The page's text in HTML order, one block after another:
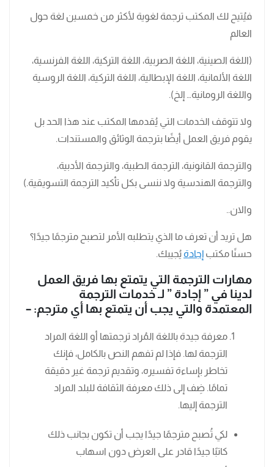
فيُتيح لك المكتب ترجمة لغوية لأكثر من خمسين لغة حول
العالم
(اللغة الصينية، اللغة الصربية، اللغة التركية، اللغة الفرنسية،
اللغة الألمانية، اللغة الإبطالية، اللغة التركية، اللغة الروسية
واللغة الرومانية… إلخ).
ولا تتوقف الخدمات التي يُقدمها المكتب عند هذا الحد بل
يقوم فريق العمل أيضًا بترجمة الوثائق والمستندات.
والترجمة القانونية، الترجمة الطبية، والترجمة الأدبية،
والترجمة الهندسية ولا ننسى بكل تأكيد الترجمة التسويقية.)
والان..
هل تريد أن تعرف ما الذي يتطلبه الأمر لتصبح مترجمًا جيدًا؟
حسنًا مكتب إجادة يُجيبك.
مهارات الترجمة التي يتمتع بها فريق العمل
لدينا في ” إجادة ” لـ خدمات الترجمة
المعتمدة والتي يجب أن يتمتع بها أي مترجم: –
معرفة جيدة باللغة المُراد ترجمتها أو اللغة المراد
الترجمة لها. فإذا لم تفهم النص بالكامل، فإنك
تخاطر بإساءة تفسيره، وتقديم ترجمة غير دقيقة
تمامًا. ضِف إلى ذلك معرفة الثقافة للبلد المراد
الترجمة إليها.
لكي تُصبح مترجمًا جيدًا يجب أن تكون بجانب ذلك
كاتبًا جيدًا قادر على العرض دون اسهاب